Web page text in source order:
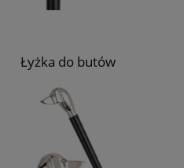
Łyżka do butów